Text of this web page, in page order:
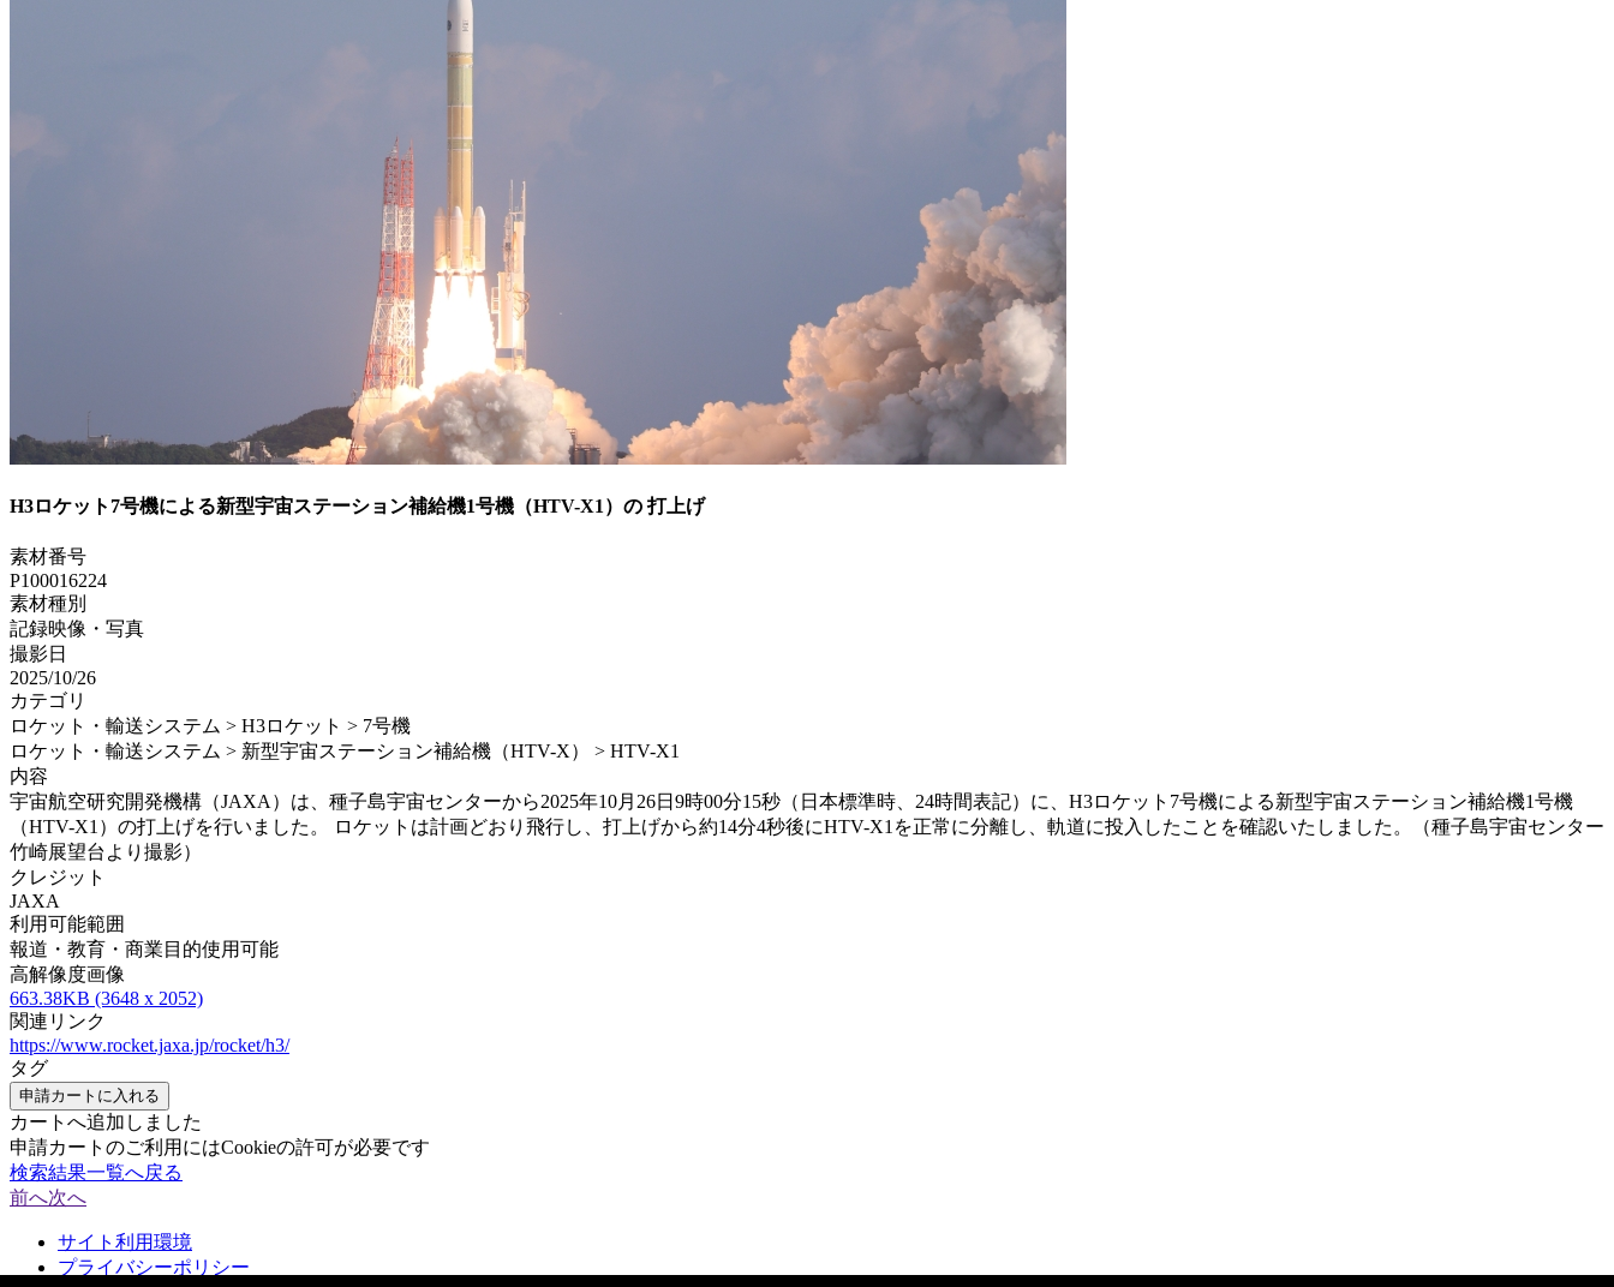
H3ロケット7号機による新型宇宙ステーション補給機1号機（HTV-X1）の 打上げ
素材番号
P100016224
素材種別
記録映像・写真
撮影日
2025/10/26
カテゴリ
ロケット・輸送システム > H3ロケット > 7号機
ロケット・輸送システム > 新型宇宙ステーション補給機（HTV-X） > HTV-X1
内容
宇宙航空研究開発機構（JAXA）は、種子島宇宙センターから2025年10月26日9時00分15秒（日本標準時、24時間表記）に、H3ロケット7号機による新型宇宙ステーション補給機1号機
（HTV-X1）の打上げを行いました。 ロケットは計画どおり飛行し、打上げから約14分4秒後にHTV-X1を正常に分離し、軌道に投入したことを確認いたしました。（種子島宇宙センター
竹崎展望台より撮影）
クレジット
JAXA
利用可能範囲
報道・教育・商業目的使用可能
高解像度画像
663.38KB (3648 x 2052)
関連リンク
https://www.rocket.jaxa.jp/rocket/h3/
タグ
申請カートに入れる
カートへ追加しました
申請カートのご利用にはCookieの許可が必要です
検索結果一覧へ戻る
前へ次へ
サイト利用環境
プライバシーポリシー